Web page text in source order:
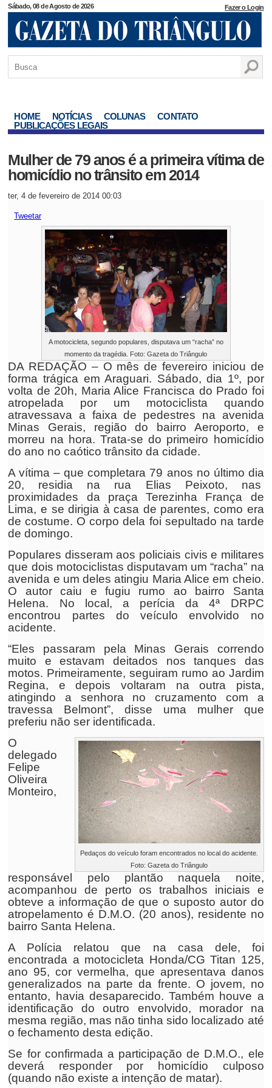
Sábado, 08 de Agosto de 2026 Fazer o Login
HOME NOTÍCIAS COLUNAS
CONTATO
PUBLICAÇÕES LEGAIS
Mulher de 79 anos é a primeira vítima de
homicídio no trânsito em 2014
ter, 4 de fevereiro de 2014 00:03
Tweetar
A motocicleta, segundo populares, disputava um “racha” no
momento da tragédia. Foto: Gazeta do Triângulo
DA REDAÇÃO – O mês de fevereiro iniciou de
forma trágica em Araguari. Sábado, dia 1º, por
volta de 20h, Maria Alice Francisca do Prado foi
atropelada por um motociclista quando
atravessava a faixa de pedestres na avenida
Minas Gerais, região do bairro Aeroporto, e
morreu na hora. Trata-se do primeiro homicídio
do ano no caótico trânsito da cidade.
A vítima – que completara 79 anos no último dia
20, residia na rua Elias Peixoto, nas
proximidades da praça Terezinha França de
Lima, e se dirigia à casa de parentes, como era
de costume. O corpo dela foi sepultado na tarde
de domingo.
Populares disseram aos policiais civis e militares
que dois motociclistas disputavam um “racha” na
avenida e um deles atingiu Maria Alice em cheio.
O autor caiu e fugiu rumo ao bairro Santa
Helena. No local, a perícia da 4ª DRPC
encontrou partes do veículo envolvido no
acidente.
“Eles passaram pela Minas Gerais correndo
muito e estavam deitados nos tanques das
motos. Primeiramente, seguiram rumo ao Jardim
Regina, e depois voltaram na outra pista,
atingindo a senhora no cruzamento com a
travessa Belmont”, disse uma mulher que
preferiu não ser identificada.
Pedaços do veículo foram encontrados no local do acidente.
Foto: Gazeta do Triângulo
O
delegado
Felipe
Oliveira
Monteiro,
responsável pelo plantão naquela noite,
acompanhou de perto os trabalhos iniciais e
obteve a informação de que o suposto autor do
atropelamento é D.M.O. (20 anos), residente no
bairro Santa Helena.
A Polícia relatou que na casa dele, foi
encontrada a motocicleta Honda/CG Titan 125,
ano 95, cor vermelha, que apresentava danos
generalizados na parte da frente. O jovem, no
entanto, havia desaparecido. Também houve a
identificação do outro envolvido, morador na
mesma região, mas não tinha sido localizado até
o fechamento desta edição.
Se for confirmada a participação de D.M.O., ele
deverá responder por homicídio culposo
(quando não existe a intenção de matar).